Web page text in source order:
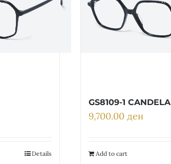
Details
GS8109-1 CANDELA
9,700.00 ден
Add to cart